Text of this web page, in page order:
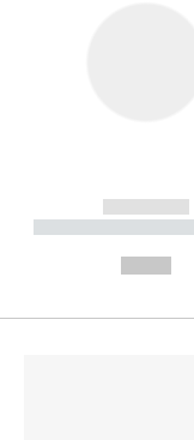
------------
-----------